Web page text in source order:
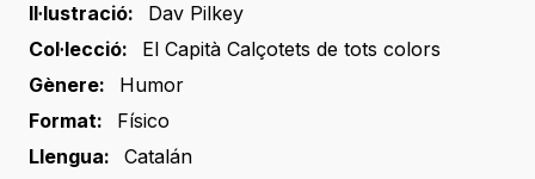
Il·lustració:
Dav Pilkey
Col·lecció:
El Capità Calçotets de tots colors
Gènere:
Humor
Format:
Físico
Llengua:
Catalán